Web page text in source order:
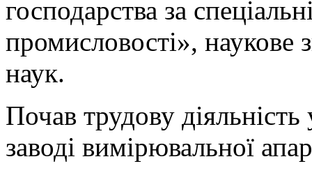
господарства за
промисловості», наукове
наук.
Почав трудову
заводі вимірювальної